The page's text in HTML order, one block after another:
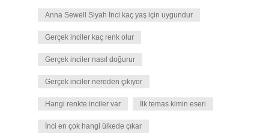
Anna Sewell Siyah İnci kaç yaş için uygundur
Gerçek inciler kaç renk olur
Gerçek inciler nasıl doğurur
Gerçek inciler nereden çıkıyor
Hangi renkte inciler var İlk temas kimin eseri
İnci en çok hangi ülkede çıkar